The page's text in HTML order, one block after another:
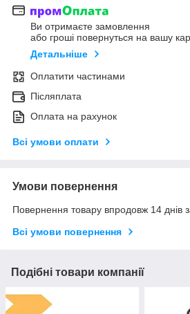
Ви отримаєте замовлення
або гроші повернуться на вашу
Детальніше
Оплатити частинами
Післяплата
Оплата на рахунок
Всі умови оплати
Умови повернення
Повернення товару впродовж 14 днів
Всі умови повернення
Подібні товари компанії